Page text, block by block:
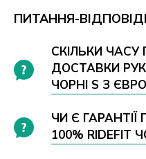
ПИТАННЯ-ВІДПОВІДІ
СКІЛЬКИ ЧАСУ
ДОСТАВКИ
ЧОРНІ S З
ЧИ Є ГАРАНТІЇ
100% RIDEFIT